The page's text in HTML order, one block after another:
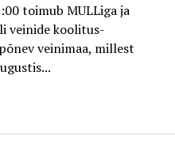
toimub MULLiga ja
veinide koolitus-
veinimaa, millest